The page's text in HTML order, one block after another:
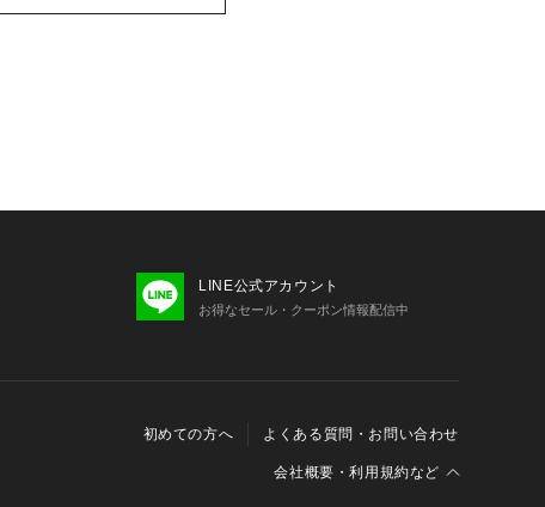
LINE公式アカウント
お得なセール・クーポン情報配信中
初めての方へ よくある質問・お問い合わせ
会社概要・利用規約など